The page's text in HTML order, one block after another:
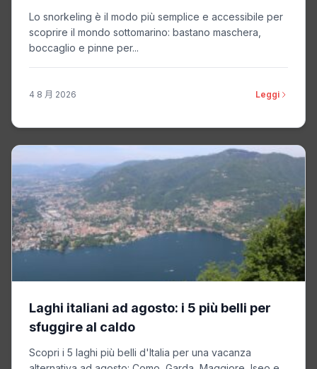
Lo snorkeling è il modo più semplice e accessibile per
scoprire il mondo sottomarino: bastano maschera,
boccaglio e pinne per...
4 8 月 2026 Leggi
Laghi italiani ad agosto: i 5 più belli per
sfuggire al caldo
Scopri i 5 laghi più belli d'Italia per una vacanza